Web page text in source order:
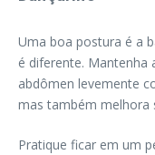
Uma boa postura é a
é diferente. Mantenha
abdômen levemente
mas também melhora
Pratique ficar em um